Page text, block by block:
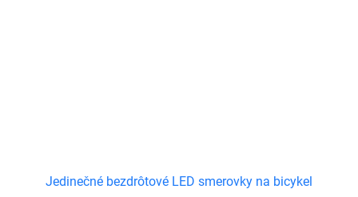
Jedinečné bezdrôtové LED smerovky na bicykel